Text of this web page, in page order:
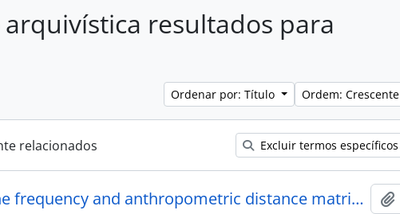
arquivística resultados para
Ordenar por: Título Ordem: Crescente
relacionados Excluir termos específicos
A comparison of gene frequency and anthropometric distance matrices in seven villages of from indian tribes